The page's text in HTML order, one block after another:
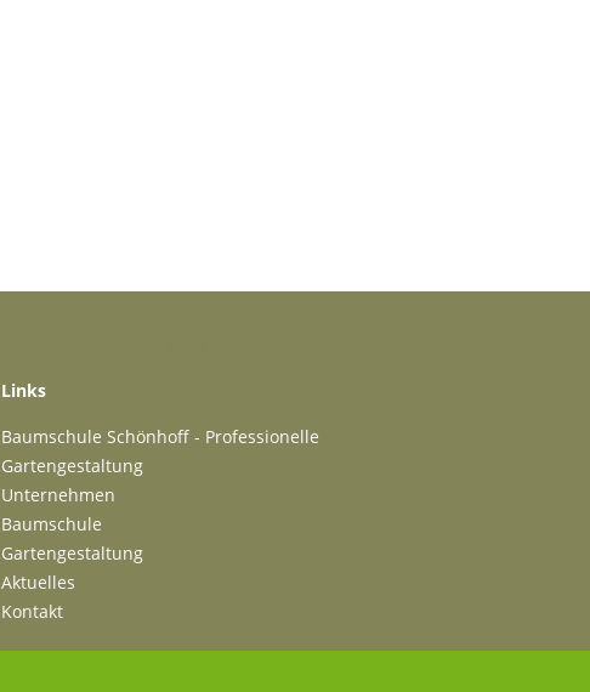
>
Links
Baumschule Schönhoff - Professionelle
Gartengestaltung
Unternehmen
Baumschule
Gartengestaltung
Aktuelles
Kontakt